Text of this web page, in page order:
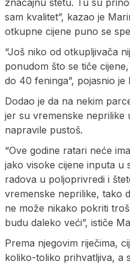
sam kvalitet”, kazao je
otkupne cijene puno se
“Još niko od otkupljivača
ponudom što se tiče
do 40 feninga”, pojasnio je
Dodao je da na nekim
jer su vremenske neprilike
napravile pustoš.
“Ove godine ratari neće
jako visoke cijene inputa u
radova u poljoprivredi i
vremenske neprilike, tako
ne može nikako pokriti
budu daleko veći”, ističe
Prema njegovim riječima,
koliko-toliko prihvatljiva, a